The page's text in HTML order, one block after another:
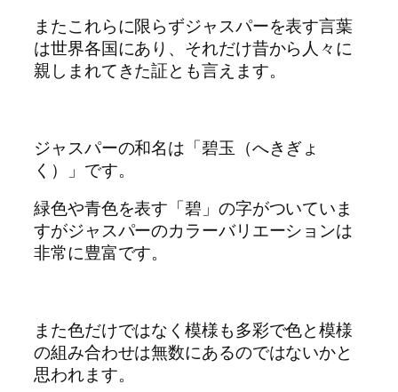
またこれらに限らずジャスパーを表す言葉
は世界各国にあり、それだけ昔から人々に
親しまれてきた証とも言えます。
ジャスパーの和名は「碧玉（へきぎょ
く）」です。
緑色や青色を表す「碧」の字がついていま
すがジャスパーのカラーバリエーションは
非常に豊富です。
また色だけではなく模様も多彩で色と模様
の組み合わせは無数にあるのではないかと
思われます。